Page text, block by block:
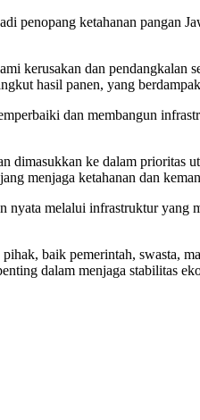
penopang ketahanan
kerusakan dan pendangkalan
hasil panen, yang
dan membangun
ke dalam prioritas
menjaga ketahanan dan
melalui infrastruktur yang
baik pemerintah, swasta,
dalam menjaga stabilitas